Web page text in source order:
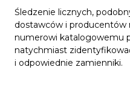
Śledzenie licznych,
dostawców i producentów
numerowi katalogowemu
natychmiast
i odpowiednie zamienniki.